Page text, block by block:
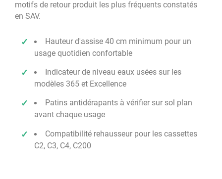
motifs de retour produit les plus fréquents constatés
en SAV.
Hauteur d'assise 40 cm minimum pour un
usage quotidien confortable
Indicateur de niveau eaux usées sur les
modèles 365 et Excellence
Patins antidérapants à vérifier sur sol plan
avant chaque usage
Compatibilité rehausseur pour les cassettes
C2, C3, C4, C200